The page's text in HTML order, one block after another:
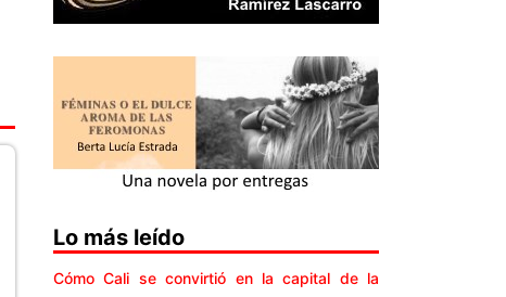
Lo más leído
Cómo Cali se convirtió en la capital de la